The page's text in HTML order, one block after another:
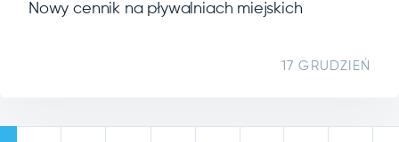
Nowy cennik na pływalniach miejskich
17 GRUDZIEŃ